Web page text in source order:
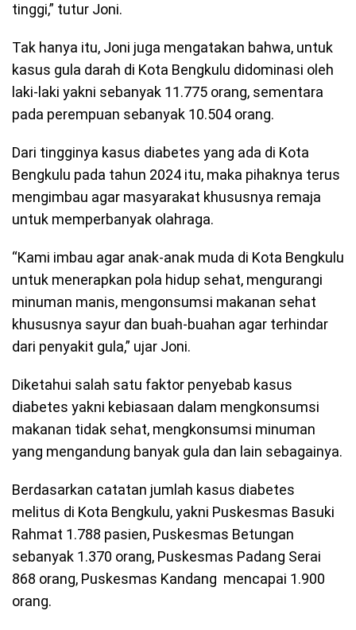
tinggi,” tutur Joni.
Tak hanya itu, Joni juga mengatakan bahwa, untuk
kasus gula darah di Kota Bengkulu didominasi oleh
laki-laki yakni sebanyak 11.775 orang, sementara
pada perempuan sebanyak 10.504 orang.
Dari tingginya kasus diabetes yang ada di Kota
Bengkulu pada tahun 2024 itu, maka pihaknya terus
mengimbau agar masyarakat khususnya remaja
untuk memperbanyak olahraga.
“Kami imbau agar anak-anak muda di Kota Bengkulu
untuk menerapkan pola hidup sehat, mengurangi
minuman manis, mengonsumsi makanan sehat
khususnya sayur dan buah-buahan agar terhindar
dari penyakit gula,” ujar Joni.
Diketahui salah satu faktor penyebab kasus
diabetes yakni kebiasaan dalam mengkonsumsi
makanan tidak sehat, mengkonsumsi minuman
yang mengandung banyak gula dan lain sebagainya.
Berdasarkan catatan jumlah kasus diabetes
melitus di Kota Bengkulu, yakni Puskesmas Basuki
Rahmat 1.788 pasien, Puskesmas Betungan
sebanyak 1.370 orang, Puskesmas Padang Serai
868 orang, Puskesmas Kandang mencapai 1.900
orang.